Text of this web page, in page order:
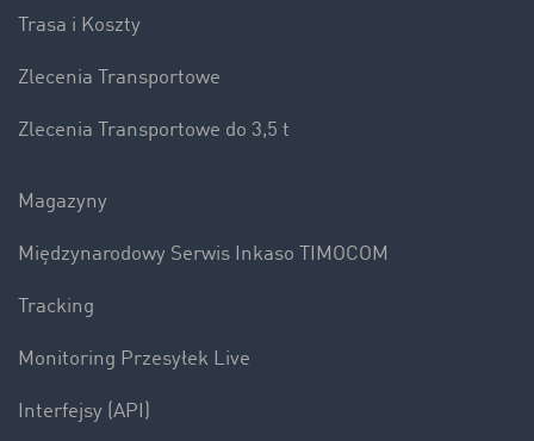
Trasa i Koszty
Zlecenia Transportowe
Zlecenia Transportowe do 3,5 t
Magazyny
Międzynarodowy Serwis Inkaso TIMOCOM
Tracking
Monitoring Przesyłek Live
Interfejsy (API)